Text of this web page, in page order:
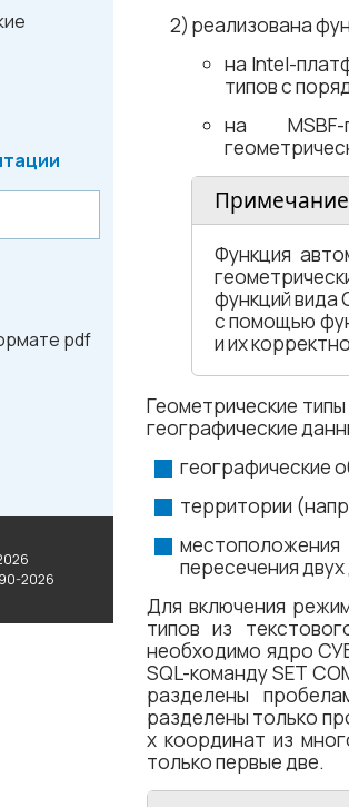
pdf
2026
реализована
на Intel-
типов с
на MSBF-
Примечание
Функция
функций вида
с помощью
и их
Геометрические
географические
географические
территории
пересечения
Для включения
типов из
необходимо ядро
SQL-команду SET
разделены
разделены только
х координат из
только первые две.